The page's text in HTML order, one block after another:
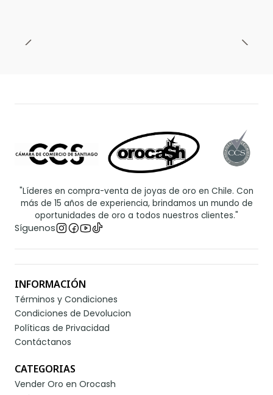
"Líderes en compra-venta de joyas de oro en Chile. Con
más de 15 años de experiencia, brindamos un mundo de
oportunidades de oro a todos nuestros clientes."
Síguenos
INFORMACIÓN
Términos y Condiciones
Condiciones de Devolucion
Políticas de Privacidad
Contáctanos
CATEGORIAS
Vender Oro en Orocash